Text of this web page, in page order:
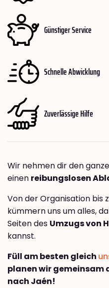
Günstiger Service
Schnelle Abwicklung
Zuverlässige Hilfe
Wir nehmen dir den
einen reibungslosen
Von der Organisation bis
kümmern uns um alles,
Seiten des Umzugs von
kannst.
Füll am besten gleich
planen wir gemeinsam
nach Jaén!